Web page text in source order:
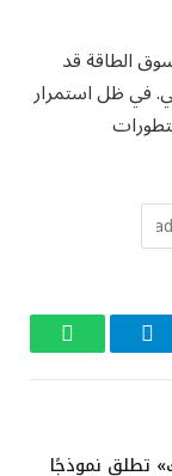
الطاقة قد
في ظل استمرار
تيلقرام واتساب
تطلق نموذجًا